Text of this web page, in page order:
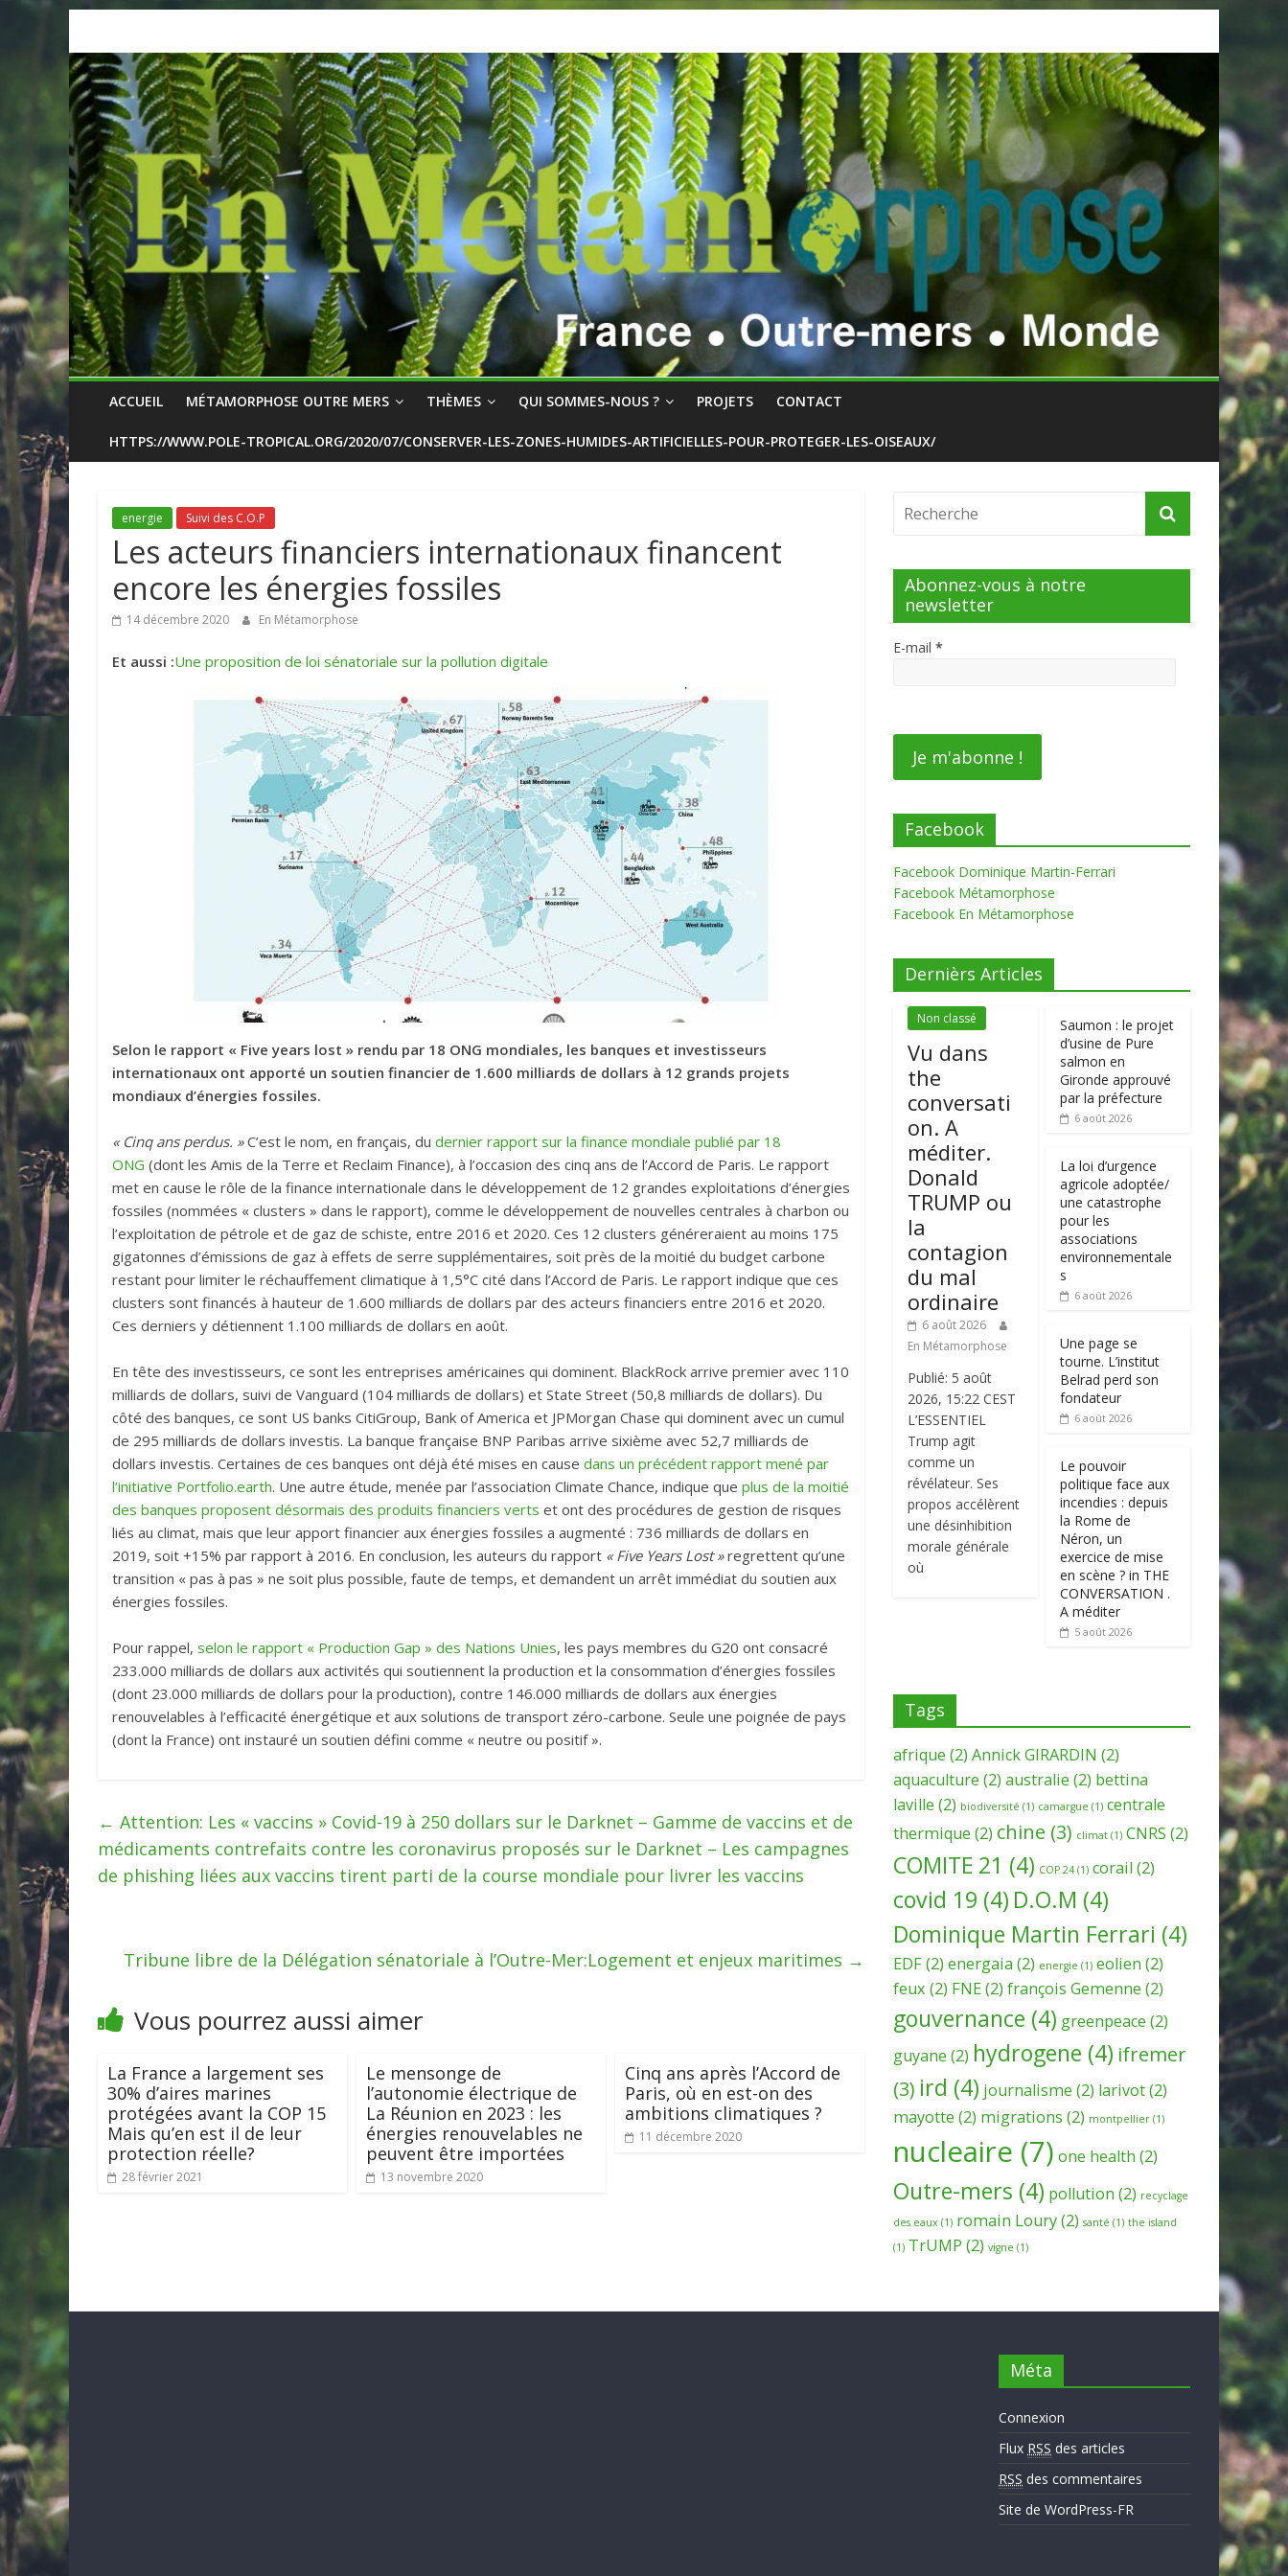
content
ACCUEIL MÉTAMORPHOSE OUTRE MERS THÈMES QUI SOMMES-NOUS ? PROJETS CONTACT
HTTPS://WWW.POLE-TROPICAL.ORG/2020/07/CONSERVER-LES-ZONES-HUMIDES-ARTIFICIELLES-POUR-PROTEGER-LES-OISEAUX/
energie Suivi des C.O.P
Les acteurs financiers internationaux financent
encore les énergies fossiles
14 décembre 2020 En Métamorphose
Et aussi :Une proposition de loi sénatoriale sur la pollution digitale
Selon le rapport « Five years lost » rendu par 18 ONG mondiales, les banques et investisseurs
internationaux ont apporté un soutien financier de 1.600 milliards de dollars à 12 grands projets
mondiaux d’énergies fossiles.
« Cinq ans perdus. »C’est le nom, en français, du dernier rapport sur la finance mondiale publié par 18
ONG (dont les Amis de la Terre et Reclaim Finance), à l’occasion des cinq ans de l’Accord de Paris. Le rapport
met en cause le rôle de la finance internationale dans le développement de 12 grandes exploitations d’énergies
fossiles (nommées « clusters » dans le rapport), comme le développement de nouvelles centrales à charbon ou
l’exploitation de pétrole et de gaz de schiste, entre 2016 et 2020. Ces 12 clusters généreraient au moins 175
gigatonnes d’émissions de gaz à effets de serre supplémentaires, soit près de la moitié du budget carbone
restant pour limiter le réchauffement climatique à 1,5°C cité dans l’Accord de Paris. Le rapport indique que ces
clusters sont financés à hauteur de 1.600 milliards de dollars par des acteurs financiers entre 2016 et 2020.
Ces derniers y détiennent 1.100 milliards de dollars en août.
En tête des investisseurs, ce sont les entreprises américaines qui dominent. BlackRock arrive premier avec 110
milliards de dollars, suivi de Vanguard (104 milliards de dollars) et State Street (50,8 milliards de dollars). Du
côté des banques, ce sont US banks CitiGroup, Bank of America et JPMorgan Chase qui dominent avec un cumul
de 295 milliards de dollars investis. La banque française BNP Paribas arrive sixième avec 52,7 milliards de
dollars investis. Certaines de ces banques ont déjà été mises en cause dans un précédent rapport mené par
l’initiative Portfolio.earth. Une autre étude, menée par l’association Climate Chance, indique que plus de la moitié
des banques proposent désormais des produits financiers verts et ont des procédures de gestion de risques
liés au climat, mais que leur apport financier aux énergies fossiles a augmenté : 736 milliards de dollars en
2019, soit +15% par rapport à 2016. En conclusion, les auteurs du rapport « Five Years Lost »regrettent qu’une
transition « pas à pas » ne soit plus possible, faute de temps, et demandent un arrêt immédiat du soutien aux
énergies fossiles.
Pour rappel, selon le rapport « Production Gap » des Nations Unies, les pays membres du G20 ont consacré
233.000 milliards de dollars aux activités qui soutiennent la production et la consommation d’énergies fossiles
(dont 23.000 milliards de dollars pour la production), contre 146.000 milliards de dollars aux énergies
renouvelables à l’efficacité énergétique et aux solutions de transport zéro-carbone. Seule une poignée de pays
(dont la France) ont instauré un soutien défini comme « neutre ou positif ».
← Attention: Les « vaccins » Covid-19 à 250 dollars sur le Darknet – Gamme de vaccins et de
médicaments contrefaits contre les coronavirus proposés sur le Darknet – Les campagnes
de phishing liées aux vaccins tirent parti de la course mondiale pour livrer les vaccins
Tribune libre de la Délégation sénatoriale à l’Outre-Mer:Logement et enjeux maritimes →
Vous pourrez aussi aimer
La France a largement ses
30% d’aires marines
protégées avant la COP 15
Mais qu’en est il de leur
protection réelle?
28 février 2021
Le mensonge de
l’autonomie électrique de
La Réunion en 2023 : les
énergies renouvelables ne
peuvent être importées
13 novembre 2020
Cinq ans après l’Accord de
Paris, où en est-on des
ambitions climatiques ?
11 décembre 2020
Abonnez-vous à notre
newsletter
E-mail *
Facebook
Facebook Dominique Martin-Ferrari
Facebook Métamorphose
Facebook En Métamorphose
Dernièrs Articles
Non classé
Vu dans
the
conversati
on. A
méditer.
Donald
TRUMP ou
la
contagion
du mal
ordinaire
6 août 2026
En Métamorphose
Publié: 5 août
2026, 15:22 CEST
L’ESSENTIEL
Trump agit
comme un
révélateur. Ses
propos accélèrent
une désinhibition
morale générale
où
Saumon : le projet
d’usine de Pure
salmon en
Gironde approuvé
par la préfecture
6 août 2026
La loi d’urgence
agricole adoptée/
une catastrophe
pour les
associations
environnementale
s
6 août 2026
Une page se
tourne. L’institut
Belrad perd son
fondateur
6 août 2026
Le pouvoir
politique face aux
incendies : depuis
la Rome de
Néron, un
exercice de mise
en scène ? in THE
CONVERSATION .
A méditer
5 août 2026
Tags
afrique (2) Annick GIRARDIN (2)
aquaculture (2) australie (2) bettina
laville (2) biodiversité (1) camargue (1) centrale
thermique (2) chine (3) climat (1) CNRS (2)
COMITE 21 (4) COP 24 (1) corail (2)
covid 19 (4) D.O.M (4)
Dominique Martin Ferrari (4)
EDF(2) energaia (2) energie (1) eolien (2)
feux (2) FNE(2) françois Gemenne (2)
gouvernance (4) greenpeace (2)
guyane (2) hydrogene (4) ifremer
(3) ird (4) journalisme (2) larivot(2)
mayotte (2) migrations (2) montpellier (1)
nucleaire (7) one health (2)
Outre-mers (4) pollution (2) recyclage
des eaux (1) romain Loury(2) santé (1) the island
(1) TrUMP (2) vigne (1)
Méta
Connexion
Flux RSS des articles
RSS des commentaires
Site de WordPress-FR